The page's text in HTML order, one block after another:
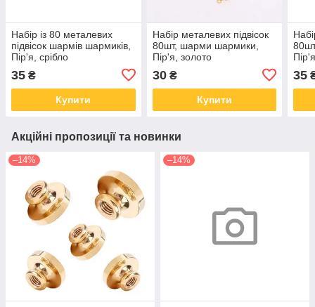
Набір із 80 металевих
підвісок шармів шармиків,
Пір'я, срібло
35 ₴
Купити
Набір металевих підвісок
80шт, шарми шармики,
Пір'я, золото
30₴
Купити
35
Акційні пропозиції та новинки
–14% –14%